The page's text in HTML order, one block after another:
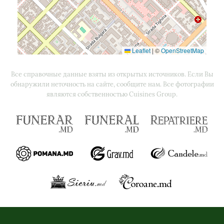
Leaflet|©OpenStreetMap
Все справочные данные взяты из открытых источников. Если Вы
обнаружили неточность на сайте, сообщите нам. Все фотографии
являются собственностью Cuisines Group.